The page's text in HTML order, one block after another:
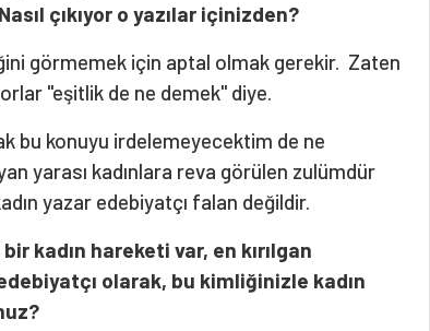
çıkıyor o yazılar içinizden?
görmemek için aptal olmak gerekir. Zaten
"eşitlik de ne demek" diye.
bu konuyu irdelemeyecektim de ne
yarası kadınlara reva görülen zulümdür
yazar edebiyatçı falan değildir.
kadın hareketi var, en kırılgan
olarak, bu kimliğinizle kadın